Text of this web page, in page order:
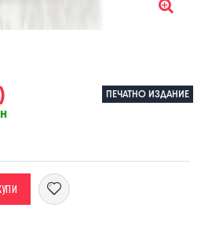
ПЕЧАТНО ИЗДАНИЕ